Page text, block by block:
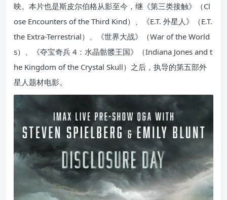
映。本片也是斯皮尔伯格从影至今，继《第三类接触》（Cl
ose Encounters of the Third Kind）、《E.T. 外星人》（E.T.
the Extra-Terrestrial）、《世界大战》（War of the World
s）、《夺宝奇兵 4：水晶骷髅王国》（Indiana Jones and t
he Kingdom of the Crystal Skull）之后，执导的第五部外
星人题材电影。